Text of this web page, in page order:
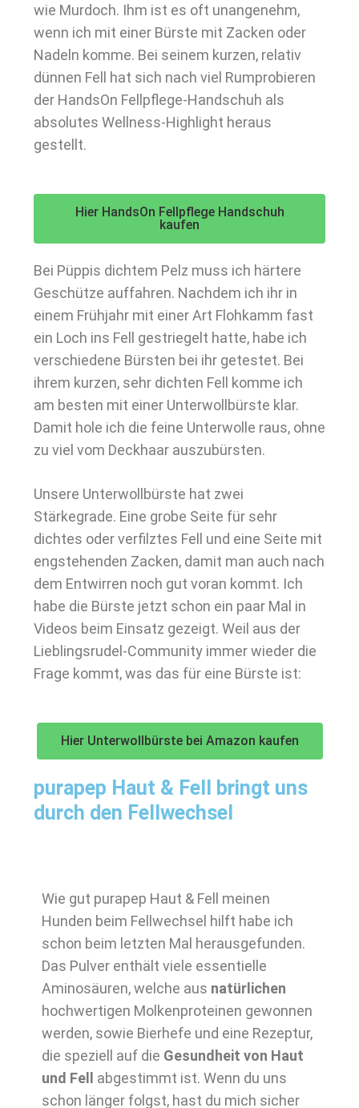
wie Murdoch. Ihm ist es oft unangenehm,
wenn ich mit einer Bürste mit Zacken oder
Nadeln komme. Bei seinem kurzen, relativ
dünnen Fell hat sich nach viel Rumprobieren
der HandsOn Fellpflege-Handschuh als
absolutes Wellness-Highlight heraus
gestellt.
Hier HandsOn Fellpflege Handschuh
kaufen
Bei Püppis dichtem Pelz muss ich härtere
Geschütze auffahren. Nachdem ich ihr in
einem Frühjahr mit einer Art Flohkamm fast
ein Loch ins Fell gestriegelt hatte, habe ich
verschiedene Bürsten bei ihr getestet. Bei
ihrem kurzen, sehr dichten Fell komme ich
am besten mit einer Unterwollbürste klar.
Damit hole ich die feine Unterwolle raus, ohne
zu viel vom Deckhaar auszubürsten.
Unsere Unterwollbürste hat zwei
Stärkegrade. Eine grobe Seite für sehr
dichtes oder verfilztes Fell und eine Seite mit
engstehenden Zacken, damit man auch nach
dem Entwirren noch gut voran kommt. Ich
habe die Bürste jetzt schon ein paar Mal in
Videos beim Einsatz gezeigt. Weil aus der
Lieblingsrudel-Community immer wieder die
Frage kommt, was das für eine Bürste ist:
Hier Unterwollbürste bei Amazon kaufen
purapep Haut & Fell bringt uns
durch den Fellwechsel
Wie gut purapep Haut & Fell meinen
Hunden beim Fellwechsel hilft habe ich
schon beim letzten Mal herausgefunden.
Das Pulver enthält viele essentielle
Aminosäuren, welche aus natürlichen
hochwertigen Molkenproteinen gewonnen
werden, sowie Bierhefe und eine Rezeptur,
die speziell auf die Gesundheit von Haut
und Fell
abgestimmt ist. Wenn du uns
schon länger folgst, hast du mich sicher